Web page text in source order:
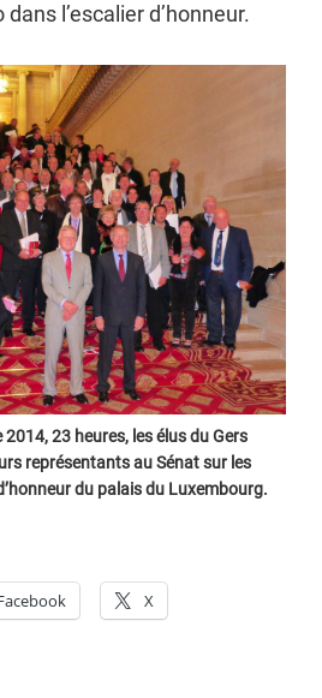
l’escalier d’honneur.
23 heures, les élus du Gers
représentants au Sénat sur les
du palais du Luxembourg.
X